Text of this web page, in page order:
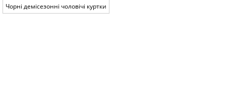
Чорні демісезонні чоловічі куртки